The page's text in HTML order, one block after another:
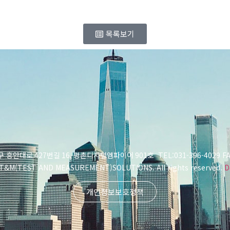
목록보기
흥안대로427번길 16,평촌디지털엠파이어 901호 TEL:031-396-4029
AND MEASUREMENT)SOLUTIONS. All rights reserved.
개인정보보호정책